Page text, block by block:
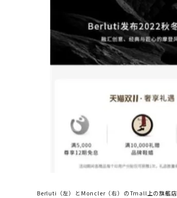
Berluti（左）とMoncler（右）のTmall上の旗艦店